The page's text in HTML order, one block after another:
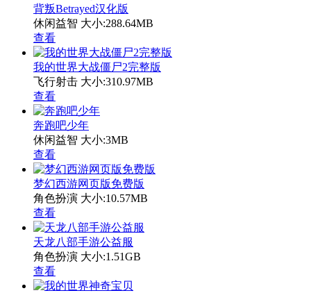
背叛Betrayed汉化版
休闲益智 大小:288.64MB
查看
我的世界大战僵尸2完整版
飞行射击 大小:310.97MB
查看
奔跑吧少年
休闲益智 大小:3MB
查看
梦幻西游网页版免费版
角色扮演 大小:10.57MB
查看
天龙八部手游公益服
角色扮演 大小:1.51GB
查看